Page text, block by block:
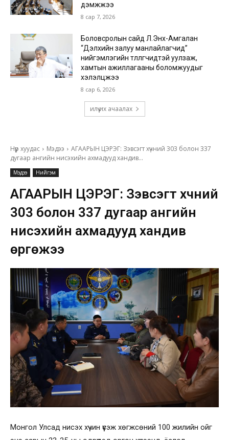
дэмжжээ
8 сар 7, 2026
Боловсролын сайд Л.Энх-Амгалан
“Дэлхийн залуу манлайлагчид”
нийгэмлэгийн төлөөлөгчидтэй уулзаж,
хамтын ажиллагааны боломжуудыг
хэлэлцжээ
8 сар 6, 2026
илүү их ачаалах